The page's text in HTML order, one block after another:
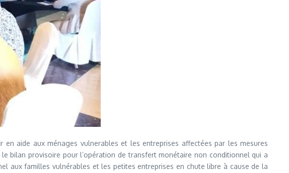
aide aux ménages vulnerables et les entreprises affectées par les mesures
bilan provisoire pour l’opération de transfert monétaire non conditionnel qui a
aux familles vulnérables et les petites entreprises en chute libre à cause de la